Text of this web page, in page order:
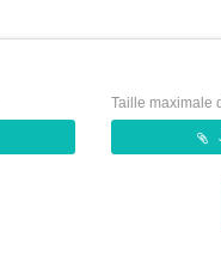
Taille maximale